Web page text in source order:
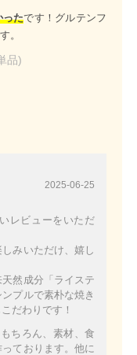
ったです！グルテンフ
。
品)
2025-06-25
レビューをいただ
みいただけ、嬉し
然成分「ライステ
プルで素朴な焼き
だわりです！
ちろん、素材、食
ております。他に